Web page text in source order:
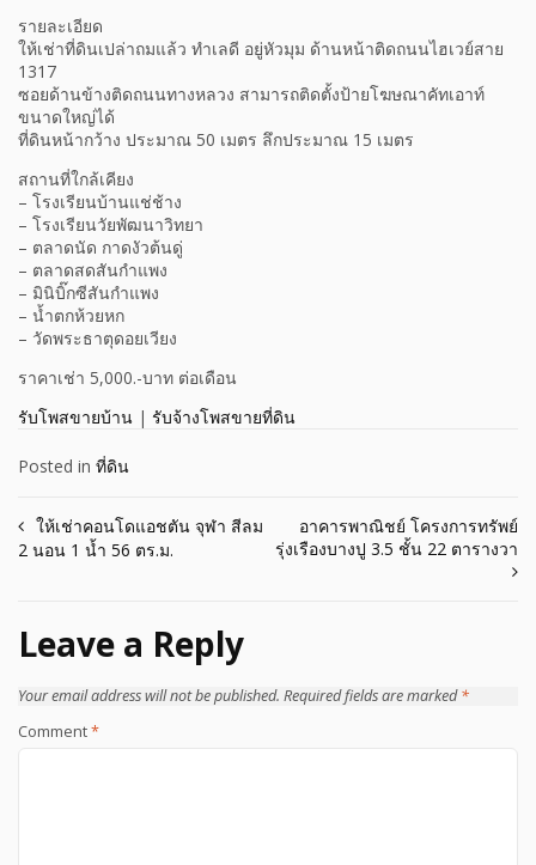
รายละเอียด
ให้เช่าที่ดินเปล่าถมแล้ว ทำเลดี อยู่หัวมุม ด้านหน้าติดถนนไฮเวย์สาย
1317
ซอยด้านข้างติดถนนทางหลวง สามารถติดตั้งป้ายโฆษณาคัทเอาท์
ขนาดใหญ่ได้
ที่ดินหน้ากว้าง ประมาณ 50 เมตร ลึกประมาณ 15 เมตร
สถานที่ใกล้เคียง
– โรงเรียนบ้านแช่ช้าง
– โรงเรียนวัยพัฒนาวิทยา
– ตลาดนัด กาดงัวต้นดู่
– ตลาดสดสันกำแพง
– มินิบิ๊กซีสันกำแพง
– น้ำตกห้วยหก
– วัดพระธาตุดอยเวียง
ราคาเช่า 5,000.-บาท ต่อเดือน
รับโพสขายบ้าน | รับจ้างโพสขายที่ดิน
Posted in ที่ดิน
Post
ให้เช่าคอนโดแอชตัน จุฬา สีลม
2 นอน 1 น้ำ 56 ตร.ม.
อาคารพาณิชย์ โครงการทรัพย์
รุ่งเรืองบางปู 3.5 ชั้น 22 ตารางวา
Leave a Reply
Your email address will not be published. Required fields are marked*
Comment*